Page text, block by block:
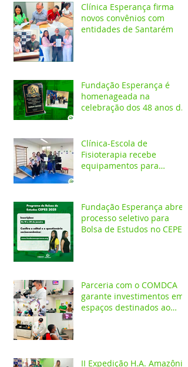
Clínica Esperança firma
novos convênios com
entidades de Santarém
Fundação Esperança é
homenageada na
celebração dos 48 anos da
Clínica-Escola de
Fisioterapia recebe
equipamentos para
Fundação Esperança abre
processo seletivo para
Bolsa de Estudos no CEPES
Parceria com o COMDCA
garante investimentos em
espaços destinados ao
II Expedição H.A. Amazônia